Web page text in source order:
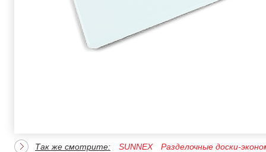
Так же смотрите: SUNNEX Разделочные доски-